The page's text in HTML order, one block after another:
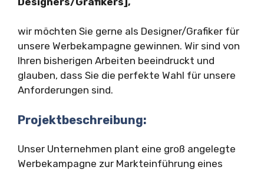
wir möchten Sie gerne als Designer/Grafiker für
unsere Werbekampagne gewinnen. Wir sind von
Ihren bisherigen Arbeiten beeindruckt und
glauben, dass Sie die perfekte Wahl für unsere
Anforderungen sind.
Projektbeschreibung:
Unser Unternehmen plant eine groß angelegte
Werbekampagne zur Markteinführung eines